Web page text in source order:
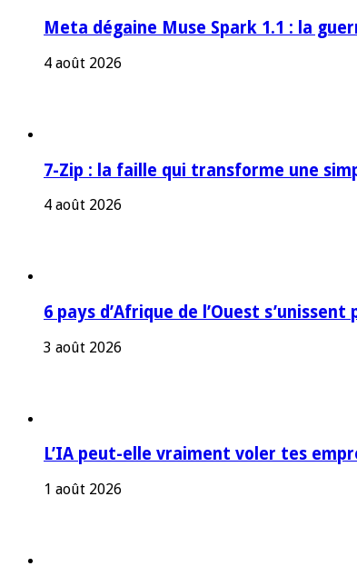
Meta dégaine Muse Spark 1.1 : la
4 août 2026
7-Zip : la faille qui transforme une
4 août 2026
6 pays d’Afrique de l’Ouest
3 août 2026
L’IA peut-elle vraiment voler tes
1 août 2026